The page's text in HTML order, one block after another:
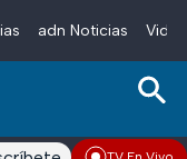
adn Noticias